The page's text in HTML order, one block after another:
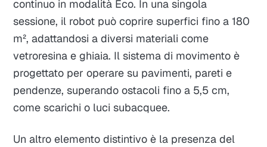
continuo in modalità Eco. In una singola
sessione, il robot può coprire superfici fino a 180
m², adattandosi a diversi materiali come
vetroresina e ghiaia. Il sistema di movimento è
progettato per operare su pavimenti, pareti e
pendenze, superando ostacoli fino a 5,5 cm,
come scarichi o luci subacquee.
Un altro elemento distintivo è la presenza del